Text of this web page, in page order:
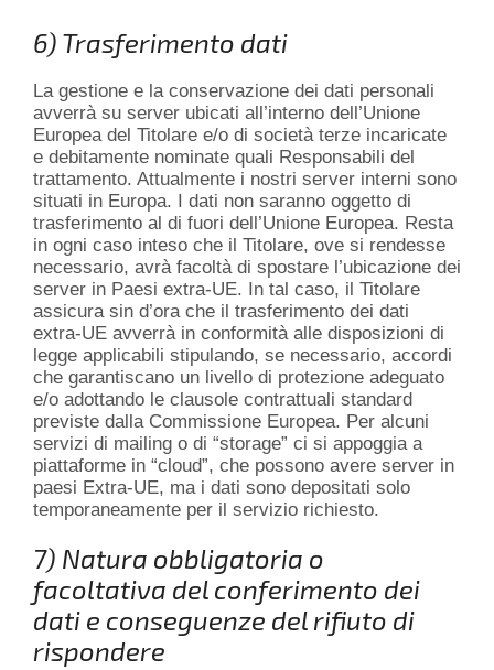
6) Trasferimento dati
La gestione e la conservazione dei dati personali
avverrà su server ubicati all’interno dell’Unione
Europea del Titolare e/o di società terze incaricate
e debitamente nominate quali Responsabili del
trattamento. Attualmente i nostri server interni sono
situati in Europa. I dati non saranno oggetto di
trasferimento al di fuori dell’Unione Europea. Resta
in ogni caso inteso che il Titolare, ove si rendesse
necessario, avrà facoltà di spostare l’ubicazione dei
server in Paesi extra-UE. In tal caso, il Titolare
assicura sin d’ora che il trasferimento dei dati
extra-UE avverrà in conformità alle disposizioni di
legge applicabili stipulando, se necessario, accordi
che garantiscano un livello di protezione adeguato
e/o adottando le clausole contrattuali standard
previste dalla Commissione Europea. Per alcuni
servizi di mailing o di “storage” ci si appoggia a
piattaforme in “cloud”, che possono avere server in
paesi Extra-UE, ma i dati sono depositati solo
temporaneamente per il servizio richiesto.
7) Natura obbligatoria o
facoltativa del conferimento dei
dati e conseguenze del rifiuto di
rispondere